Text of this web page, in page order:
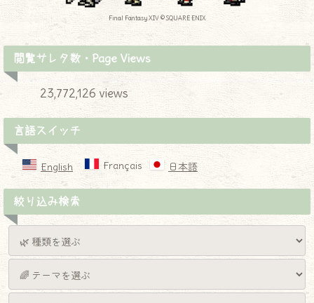
Final Fantasy XIV © SQUARE ENIX
閲覧サレタ数・Page Views
23,772,126 views
言語スイッチ
English Français 日本語
絞り込み検索